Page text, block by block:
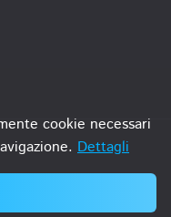
cookie necessari
Dettagli